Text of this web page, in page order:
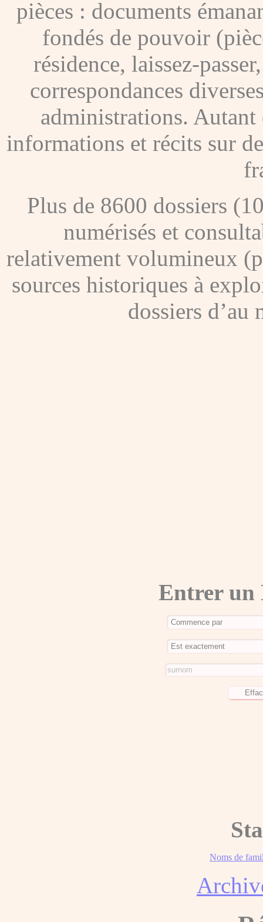
pièces : documents
fondés de pouvoir
résidence, laissez-
correspondances
administrations. Autant
informations et récits sur
Plus de 8600 dossiers
numérisés et
relativement volumineux
sources historiques à
dossiers d’au
Entrer un
Noms de